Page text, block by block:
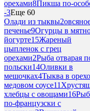
орехами8Пикша по-
-3Еще 60
Олади из тыквы2
печенье9Огурцы в
йогурте15Жареный
цыпленок с грец
орехами2Рыба отварая
польски14Оливки в
мешочках4Тыква в
медовом соусе11
хлебцы с овощами16
по-французски с